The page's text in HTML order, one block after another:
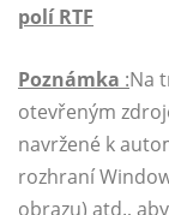
polí RTF
Poznámka :Na
otevřeným
navržené k
rozhraní
obrazu) atd.,